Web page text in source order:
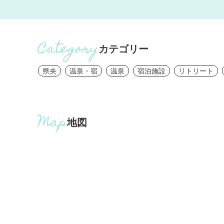
カテゴリー
県央 温泉・宿 温泉 宿泊施設 リトリート
地図